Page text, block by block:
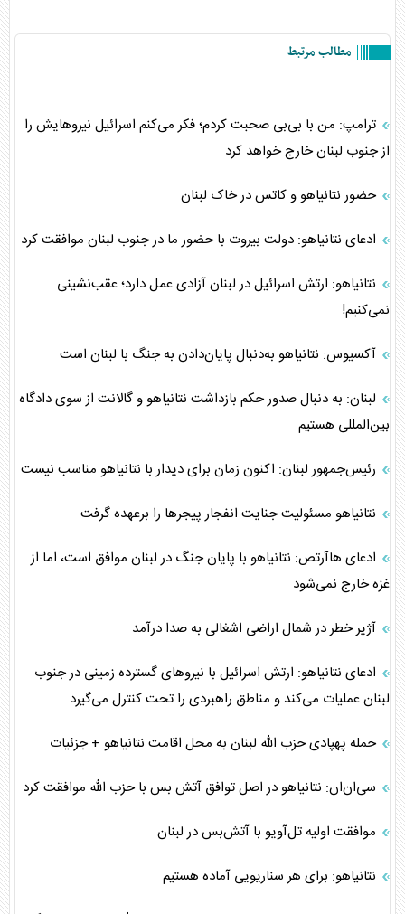
مطالب مرتبط
ترامپ: من با بی‌بی صحبت کردم؛ فکر می‌کنم اسرائیل نیروهایش را
از جنوب لبنان خارج خواهد کرد
حضور نتانیاهو و کاتس در خاک لبنان
ادعای نتانیاهو: دولت بیروت با حضور ما در جنوب لبنان موافقت کرد
نتانیاهو: ارتش اسرائیل در لبنان آزادی عمل دارد؛ عقب‌نشینی
نمی‌کنیم!
آکسیوس: نتانیاهو به‌دنبال پایان‌دادن به جنگ با لبنان است
لبنان: به دنبال صدور حکم بازداشت نتانیاهو و گالانت از سوی دادگاه
بین‌المللی هستیم
رئیس‌جمهور لبنان: اکنون زمان برای دیدار با نتانیاهو مناسب نیست
نتانیاهو مسئولیت جنایت انفجار پیجر‌ها را برعهده گرفت
ادعای هاآرتص: نتانیاهو با پایان جنگ در لبنان موافق است، اما از
غزه خارج نمی‌شود
آژیر خطر در شمال اراضی اشغالی به صدا درآمد
ادعای نتانیاهو: ارتش اسرائیل با نیرو‌های گسترده زمینی در جنوب
لبنان عملیات می‌کند و مناطق راهبردی را تحت کنترل می‌گیرد
حمله پهپادی حزب الله لبنان به محل اقامت نتانیاهو + جزئیات
سی‌ان‌ان: نتانیاهو در اصل توافق آتش بس با حزب الله موافقت کرد
موافقت اولیه تل‌آویو با آتش‌بس در لبنان
نتانیاهو: برای هر سناریویی آماده هستیم